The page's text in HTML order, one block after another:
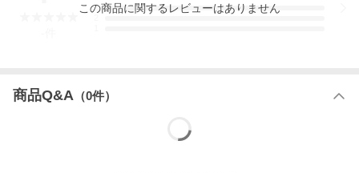
3
この商品に関するレビューはありません
商品Q&A （0件）